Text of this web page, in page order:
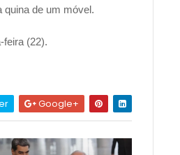
quina de um móvel.
feira (22).
Google+